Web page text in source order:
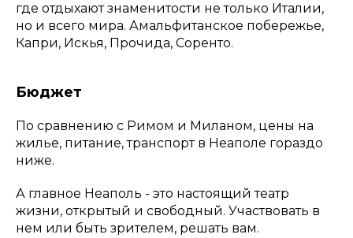
где отдыхают знаменитости не только Италии,
но и всего мира. Амальфитанское побережье,
Капри, Искья, Прочида, Соренто.
Бюджет
По сравнению с Римом и Миланом, цены на
жилье, питание, транспорт в Неаполе гораздо
ниже.
А главное Неаполь - это настоящий театр
жизни, открытый и свободный. Участвовать в
нем или быть зрителем, решать вам.